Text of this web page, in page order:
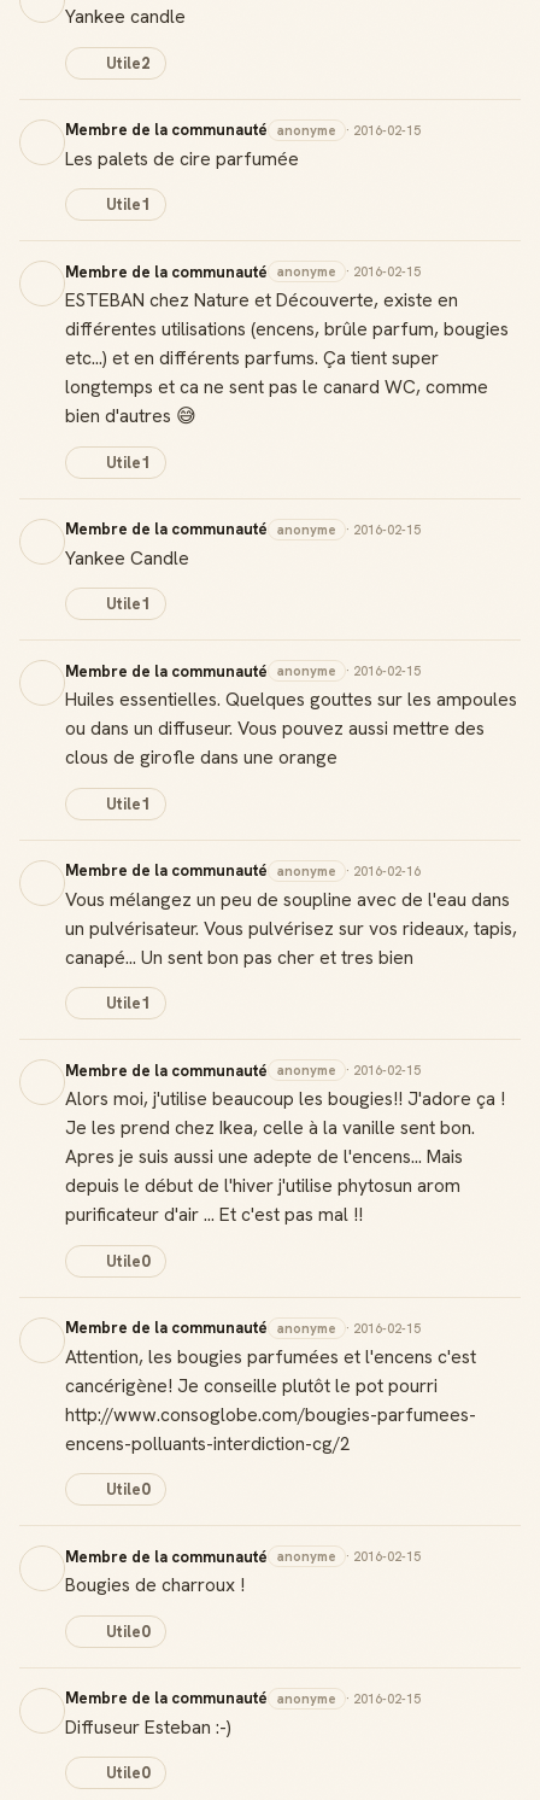
Yankee candle
Utile2
Membre de la communauté anonyme · 2016-02-15
Les palets de cire parfumée
Utile1
Membre de la communauté anonyme · 2016-02-15
ESTEBAN chez Nature et Découverte, existe en
différentes utilisations (encens, brûle parfum, bougies
etc...) et en différents parfums. Ça tient super
longtemps et ca ne sent pas le canard WC, comme
bien d'autres 😅
Utile1
Membre de la communauté anonyme · 2016-02-15
Yankee Candle
Utile1
Membre de la communauté anonyme · 2016-02-15
Huiles essentielles. Quelques gouttes sur les ampoules
ou dans un diffuseur. Vous pouvez aussi mettre des
clous de girofle dans une orange
Utile1
Membre de la communauté anonyme · 2016-02-16
Vous mélangez un peu de soupline avec de l'eau dans
un pulvérisateur. Vous pulvérisez sur vos rideaux, tapis,
canapé... Un sent bon pas cher et tres bien
Utile1
Membre de la communauté anonyme · 2016-02-15
Alors moi, j'utilise beaucoup les bougies!! J'adore ça !
Je les prend chez Ikea, celle à la vanille sent bon.
Apres je suis aussi une adepte de l'encens... Mais
depuis le début de l'hiver j'utilise phytosun arom
purificateur d'air ... Et c'est pas mal !!
Utile0
Membre de la communauté anonyme · 2016-02-15
Attention, les bougies parfumées et l'encens c'est
cancérigène! Je conseille plutôt le pot pourri
http://www.consoglobe.com/bougies-parfumees-
encens-polluants-interdiction-cg/2
Utile0
Membre de la communauté anonyme · 2016-02-15
Bougies de charroux !
Utile0
Membre de la communauté anonyme · 2016-02-15
Diffuseur Esteban :-)
Utile0